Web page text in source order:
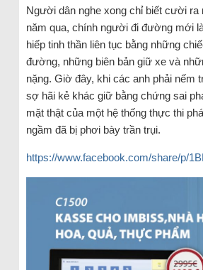
Người dân nghe xong chỉ biết cười
năm qua, chính người đi đường mới
hiếp tinh thần liên tục bằng những
đường, những biên bản giữ xe và
nặng. Giờ đây, khi các anh phải nếm
sợ hãi kẻ khác giữ bằng chứng sai
mặt thật của một hệ thống thực thi
ngầm đã bị phơi bày trần trụi.
https://www.facebook.com/share/p/